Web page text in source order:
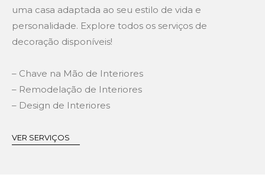
uma casa adaptada ao seu estilo de vida e
personalidade. Explore todos os serviços de
decoração disponíveis!
– Chave na Mão de Interiores
– Remodelação de Interiores
– Design de Interiores
VER SERVIÇOS